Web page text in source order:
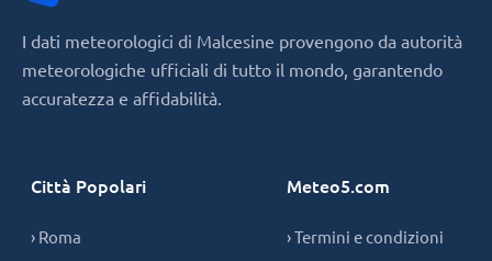
I dati meteorologici di Malcesine provengono da autorità
meteorologiche ufficiali di tutto il mondo, garantendo
accuratezza e affidabilità.
Città Popolari
› Roma
Meteo5.com
› Termini e condizioni